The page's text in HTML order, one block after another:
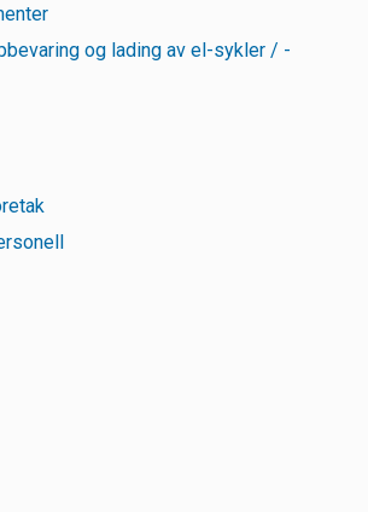
og lading av el-sykler / -